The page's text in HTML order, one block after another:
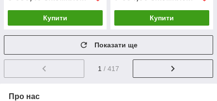
Купити Купити
Показати ще
1 / 417
Про нас